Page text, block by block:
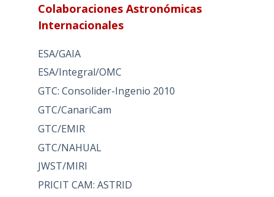
Colaboraciones Astronómicas
Internacionales
ESA/GAIA
ESA/Integral/OMC
GTC: Consolider-Ingenio 2010
GTC/CanariCam
GTC/EMIR
GTC/NAHUAL
JWST/MIRI
PRICIT CAM: ASTRID